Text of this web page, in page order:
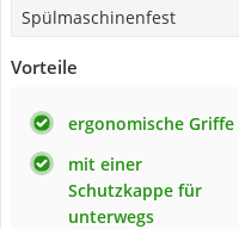
Spülmaschinenfest
Vorteile
ergonomische Griffe
mit einer
Schutzkappe für
unterwegs